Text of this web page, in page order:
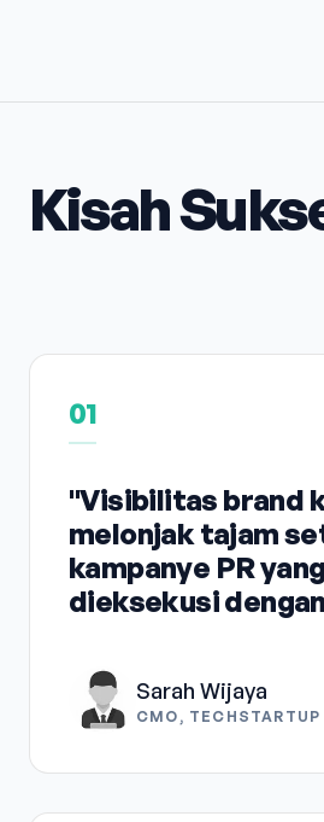
Kisah
01
"Visibilitas brand
melonjak tajam
kampanye PR yang
dieksekusi
Sarah Wijaya
CMO, TECHSTARTUP